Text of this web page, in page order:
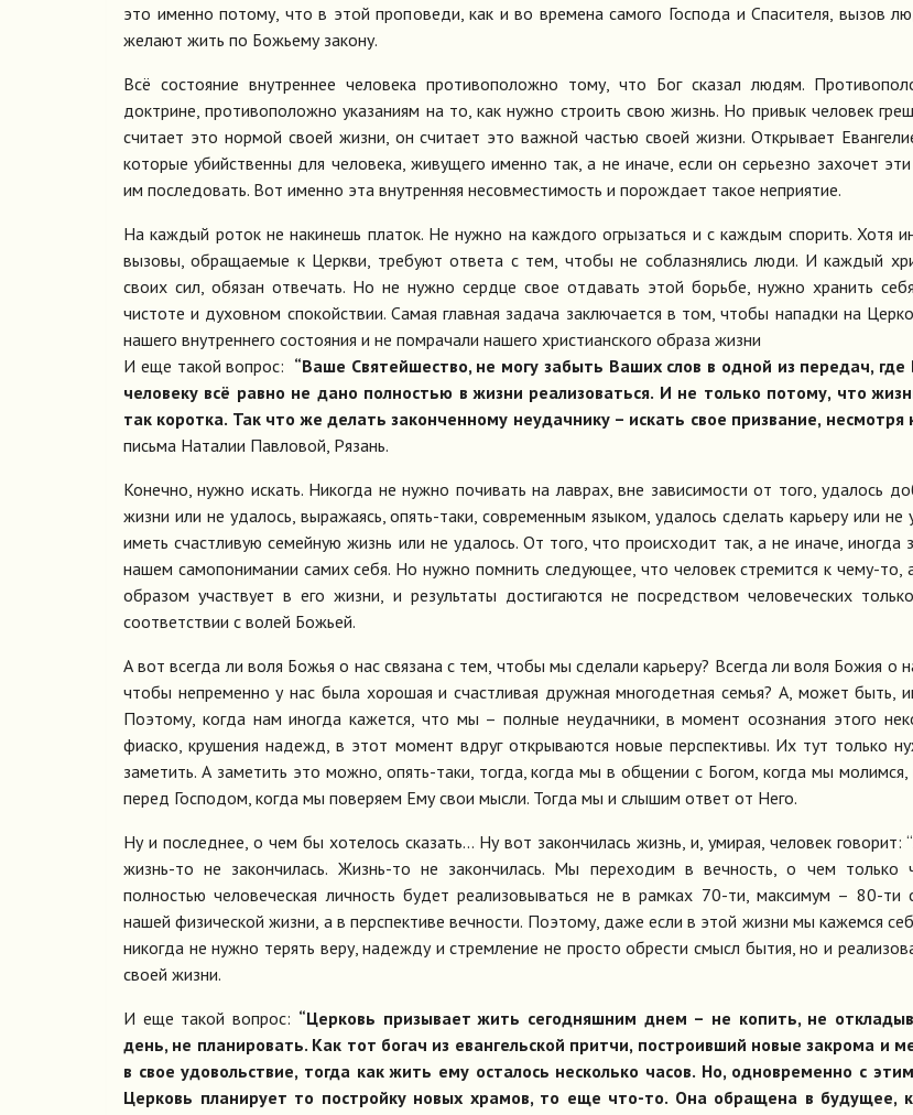
это именно потому, что в этой проповеди, как и во времена самого Господа и Спасителя, вызов
желают жить по Божьему закону.
Всё состояние внутреннее человека противоположно тому, что Бог сказал людям.
доктрине, противоположно указаниям на то, как нужно строить свою жизнь. Но привык человек
считает это нормой своей жизни, он считает это важной частью своей жизни. Открывает
которые убийственны для человека, живущего именно так, а не иначе, если он серьезно захочет
им последовать. Вот именно эта внутренняя несовместимость и порождает такое неприятие.
На каждый роток не накинешь платок. Не нужно на каждого огрызаться и с каждым спорить. Хотя
вызовы, обращаемые к Церкви, требуют ответа с тем, чтобы не соблазнялись люди. И каждый
своих сил, обязан отвечать. Но не нужно сердце свое отдавать этой борьбе, нужно хранить
чистоте и духовном спокойствии. Самая главная задача заключается в том, чтобы нападки на
нашего внутреннего состояния и не помрачали нашего христианского образа жизни
И еще такой вопрос: “Ваше Святейшество, не могу забыть Ваших слов в одной из передач, где
человеку всё равно не дано полностью в жизни реализоваться. И не только потому, что
так коротка. Так что же делать законченному неудачнику – искать свое призвание, несмотря
письма Наталии Павловой, Рязань.
Конечно, нужно искать. Никогда не нужно почивать на лаврах, вне зависимости от того, удалось
жизни или не удалось, выражаясь, опять-таки, современным языком, удалось сделать карьеру или не
иметь счастливую семейную жизнь или не удалось. От того, что происходит так, а не иначе, иногда
нашем самопонимании самих себя. Но нужно помнить следующее, что человек стремится к чему-то,
образом участвует в его жизни, и результаты достигаются не посредством человеческих
соответствии с волей Божьей.
А вот всегда ли воля Божья о нас связана с тем, чтобы мы сделали карьеру? Всегда ли воля Божия о
чтобы непременно у нас была хорошая и счастливая дружная многодетная семья? А, может быть,
Поэтому, когда нам иногда кажется, что мы – полные неудачники, в момент осознания этого
фиаско, крушения надежд, в этот момент вдруг открываются новые перспективы. Их тут только
заметить. А заметить это можно, опять-таки, тогда, когда мы в общении с Богом, когда мы
перед Господом, когда мы поверяем Ему свои мысли. Тогда мы и слышим ответ от Него.
Ну и последнее, о чем бы хотелось сказать… Ну вот закончилась жизнь, и, умирая, человек говорит:
жизнь-то не закончилась. Жизнь-то не закончилась. Мы переходим в вечность, о чем только
полностью человеческая личность будет реализовываться не в рамках 70-ти, максимум – 80-ти
нашей физической жизни, а в перспективе вечности. Поэтому, даже если в этой жизни мы кажемся
никогда не нужно терять веру, надежду и стремление не просто обрести смысл бытия, но и
своей жизни.
И еще такой вопрос: “Церковь призывает жить сегодняшним днем – не копить, не
день, не планировать. Как тот богач из евангельской притчи, построивший новые закрома и
в свое удовольствие, тогда как жить ему осталось несколько часов. Но, одновременно с
Церковь планирует то постройку новых храмов, то еще что-то. Она обращена в будущее,